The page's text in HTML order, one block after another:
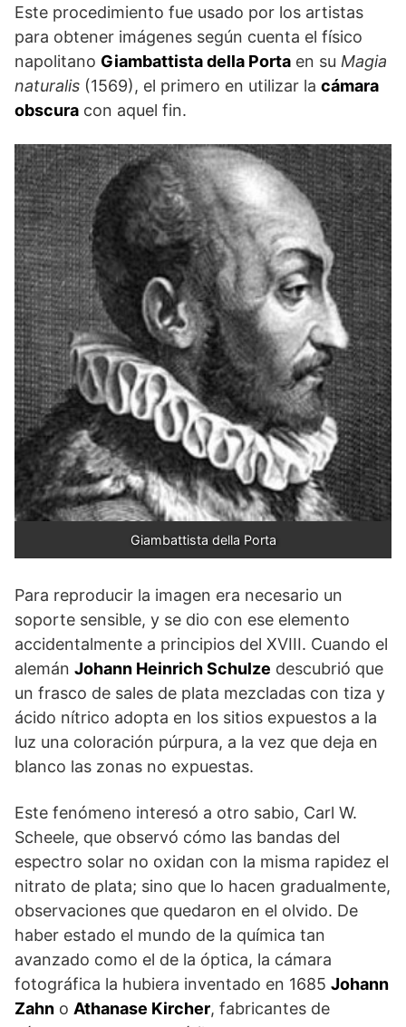
Este procedimiento fue usado por los artistas
para obtener imágenes según cuenta el físico
napolitano Giambattista della Porta en su Magia
naturalis (1569), el primero en utilizar la cámara
obscura con aquel fin.
Giambattista della Porta
Para reproducir la imagen era necesario un
soporte sensible, y se dio con ese elemento
accidentalmente a principios del XVIII. Cuando el
alemán Johann Heinrich Schulze descubrió que
un frasco de sales de plata mezcladas con tiza y
ácido nítrico adopta en los sitios expuestos a la
luz una coloración púrpura, a la vez que deja en
blanco las zonas no expuestas.
Este fenómeno interesó a otro sabio, Carl W.
Scheele, que observó cómo las bandas del
espectro solar no oxidan con la misma rapidez el
nitrato de plata; sino que lo hacen gradualmente,
observaciones que quedaron en el olvido. De
haber estado el mundo de la química tan
avanzado como el de la óptica, la cámara
fotográfica la hubiera inventado en 1685 Johann
Zahn o Athanase Kircher, fabricantes de